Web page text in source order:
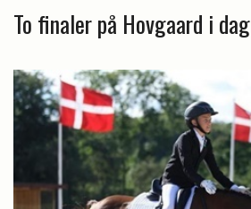
To finaler på Hovgaard i dag